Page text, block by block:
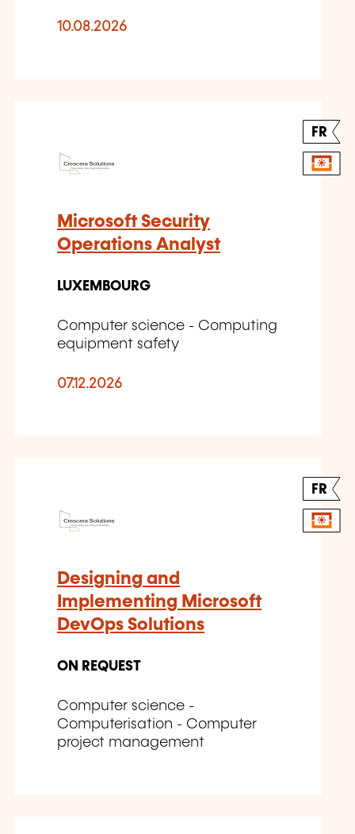
10.08.2026
FR
Microsoft Security
Operations Analyst
LUXEMBOURG
Computer science - Computing
equipment safety
07.12.2026
FR
Designing and
Implementing Microsoft
DevOps Solutions
ON REQUEST
Computer science -
Computerisation - Computer
project management